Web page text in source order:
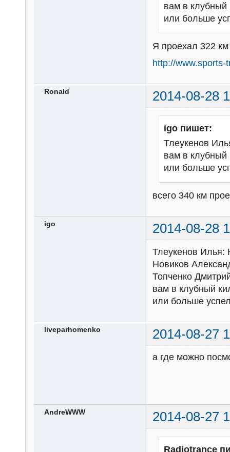
вам в клубный
или больше
Я проехал 322
http://
Ronald 2014-08-28
igo пишет:
Тлеукенов
вам в клубный
или больше
всего 340 км
igo 2014-08-28
Тлеукенов Илья:
Новиков
Топченко
вам в клубный
или больше
liveparhomenko 2014-08-27
а где можно
AndreWWW 2014-08-27
Radiotrance